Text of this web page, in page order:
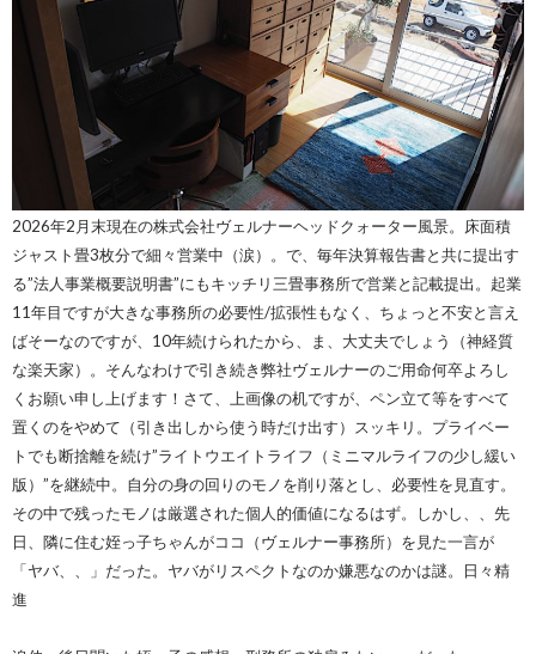
2026年2月末現在の株式会社ヴェルナーヘッドクォーター風景。床面積
ジャスト畳3枚分で細々営業中（涙）。で、毎年決算報告書と共に提出す
る”法人事業概要説明書”にもキッチリ三畳事務所で営業と記載提出。起業
11年目ですが大きな事務所の必要性/拡張性もなく、ちょっと不安と言え
ばそーなのですが、10年続けられたから、ま、大丈夫でしょう（神経質
な楽天家）。そんなわけで引き続き弊社ヴェルナーのご用命何卒よろし
くお願い申し上げます！さて、上画像の机ですが、ペン立て等をすべて
置くのをやめて（引き出しから使う時だけ出す）スッキリ。プライベー
トでも断捨離を続け”ライトウエイトライフ（ミニマルライフの少し緩い
版）”を継続中。自分の身の回りのモノを削り落とし、必要性を見直す。
その中で残ったモノは厳選された個人的価値になるはず。しかし、、先
日、隣に住む姪っ子ちゃんがココ（ヴェルナー事務所）を見た一言が
「ヤバ、、」だった。ヤバがリスペクトなのか嫌悪なのかは謎。日々精
進